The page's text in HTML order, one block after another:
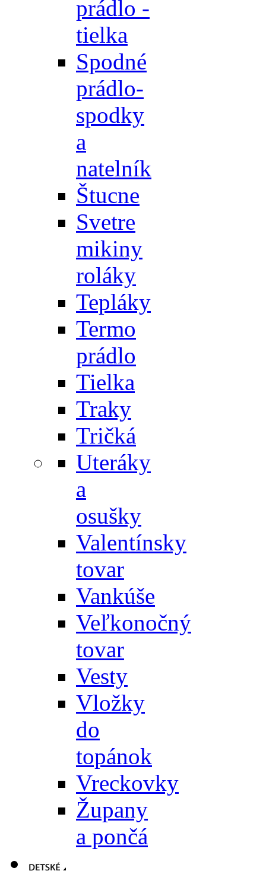
prádlo -
tielka
Spodné
prádlo-
spodky
a
natelník
Štucne
Svetre
mikiny
roláky
Tepláky
Termo
prádlo
Tielka
Traky
Tričká
Uteráky
a
osušky
Valentínsky
tovar
Vankúše
Veľkonočný
tovar
Vesty
Vložky
do
topánok
Vreckovky
Župany
a pončá